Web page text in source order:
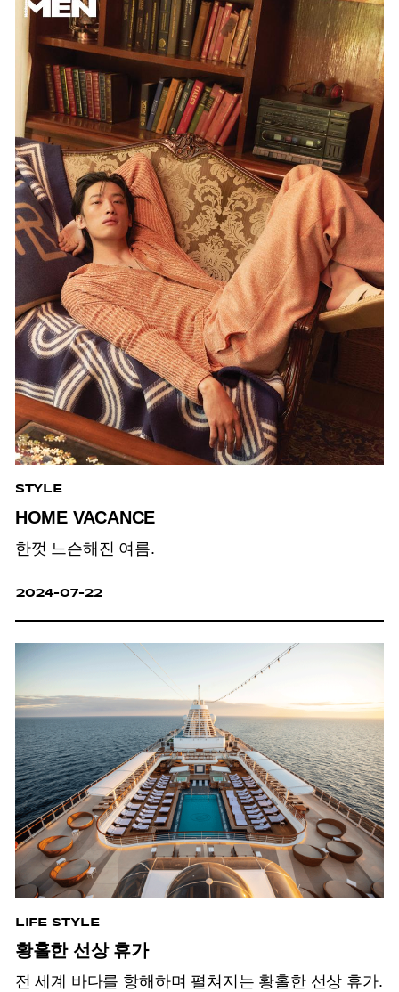
STYLE
HOME VACANCE
한껏 느슨해진 여름.
2024-07-22
LIFE STYLE
황홀한 선상 휴가
전 세계 바다를 항해하며 펼쳐지는 황홀한 선상 휴가.